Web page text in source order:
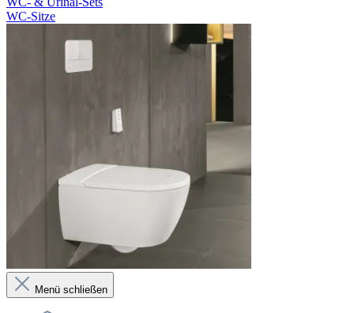
WC-Sitze
Menü schließen